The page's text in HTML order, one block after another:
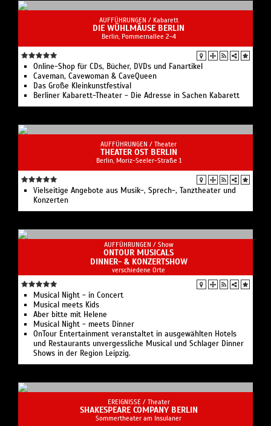
AUFFÜHRUNGEN / Kabarett
DIE WÜHLMÄUSE BERLIN
Berlin, Pommernallee 2-4
Online-Shop für CDs, Bücher, DVDs und Fanartikel
Caveman, Cavewoman & CaveQueen
Das Große Kleinkunstfestival
Berliner Kabarett-Theater - Die Adresse in Sachen Kabarett
AUFFÜHRUNGEN / Theater
THEATER OST BERLIN
Berlin, Moriz-Seeler-Straße 1
Vielseitige Angebote aus Musik-, Sprech-, Tanztheater und
Konzerten
AUFFÜHRUNGEN / Show
ONTOUR MUSICALS
DINNER- & KONZERTSHOW
verschiedene Orte
Musical Night - in Concert
Musical meets Kids
Aber bitte mit Helene
Musical Night - meets Dinner
OnTour Entertainment veranstaltet in ausgewählten Hotels
und Restaurants unvergessliche Musical und Schlager Dinner
Shows in der Region Leipzig.
EREIGNISSE / Theater
SHAKESPEARE COMPANY BERLIN
Sommertheater am Insulaner